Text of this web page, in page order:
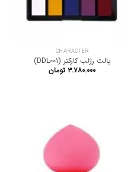
CHARACTER
پالت رژلب کارکتر (DDL001)
۳.۷۸۰.۰۰۰ تومان